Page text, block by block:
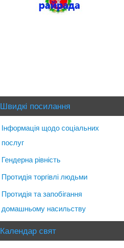
Швидкі посилання
Інформація щодо соціальних
послуг
Гендерна рівність
Протидія торгівлі людьми
Протидія та запобігання
домашньому насильству
Календар свят